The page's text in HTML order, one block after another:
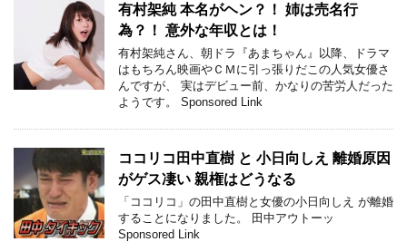
有村架純 本名がヘン？！ 姉は売名行
為？！ 意外な年収とは！
有村架純さん、朝ドラ『あまちゃん』以降、ドラマ
はもちろん映画やＣＭに引っ張りだこの人気女優さ
んですが、 実はデビュー前、かなりの苦労人だった
ようです。 Sponsored Link
ココリコ田中直樹 と 小日向しえ 離婚原因
がゲス凄い 親権はどうなる
「ココリコ」の田中直樹と女優の小日向しえ が離婚
することになりました。 田中アウトーッ
Sponsored Link